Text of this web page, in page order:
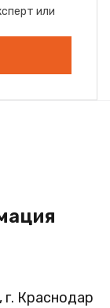
или
Краснодар